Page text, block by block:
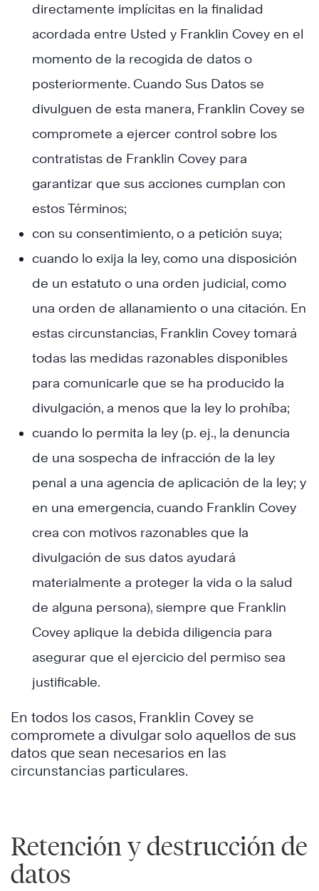
directamente implícitas en la finalidad
acordada entre Usted y Franklin Covey en el
momento de la recogida de datos o
posteriormente. Cuando Sus Datos se
divulguen de esta manera, Franklin Covey se
compromete a ejercer control sobre los
contratistas de Franklin Covey para
garantizar que sus acciones cumplan con
estos Términos;
con su consentimiento, o a petición suya;
cuando lo exija la ley, como una disposición
de un estatuto o una orden judicial, como
una orden de allanamiento o una citación. En
estas circunstancias, Franklin Covey tomará
todas las medidas razonables disponibles
para comunicarle que se ha producido la
divulgación, a menos que la ley lo prohíba;
cuando lo permita la ley (p. ej., la denuncia
de una sospecha de infracción de la ley
penal a una agencia de aplicación de la ley; y
en una emergencia, cuando Franklin Covey
crea con motivos razonables que la
divulgación de sus datos ayudará
materialmente a proteger la vida o la salud
de alguna persona), siempre que Franklin
Covey aplique la debida diligencia para
asegurar que el ejercicio del permiso sea
justificable.
En todos los casos, Franklin Covey se
compromete a divulgar solo aquellos de sus
datos que sean necesarios en las
circunstancias particulares.
Retención y destrucción de
datos